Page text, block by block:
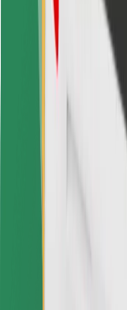
Za
Bolt Food
Za
Za restorane
Bolt for
Uvjeti i
Zatraži